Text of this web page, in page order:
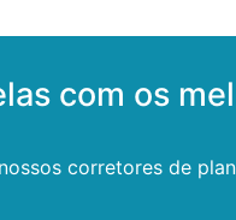
com os
corretores de